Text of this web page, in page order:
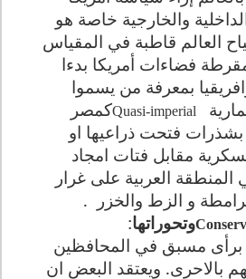
والخارجية خاصة هو
العالم قاطبة في المقياس
فضاءات أمريكا بدءا
بمعرفة من يسموا
Quasi-imperialكمصر
بشذرات فتحت ذراعيها او
مقابل فتات امجاد
العربية على غرار
و الزط والخزر
.
وتحوراتها:
مسبق في المحافظين
بالاحرى. ويعتقد البعض ان